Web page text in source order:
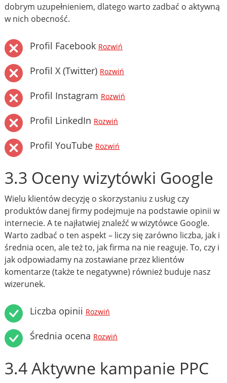
dobrym uzupełnieniem, dlatego warto zadbać o aktywną
w nich obecność.
Profil Facebook Rozwiń
Profil X (Twitter) Rozwiń
Profil Instagram Rozwiń
Profil LinkedIn Rozwiń
Profil YouTube Rozwiń
3.3 Oceny wizytówki Google
Wielu klientów decyzję o skorzystaniu z usług czy
produktów danej firmy podejmuje na podstawie opinii w
internecie. A te najłatwiej znaleźć w wizytówce Google.
Warto zadbać o ten aspekt – liczy się zarówno liczba, jak i
średnia ocen, ale też to, jak firma na nie reaguje. To, czy i
jak odpowiadamy na zostawiane przez klientów
komentarze (także te negatywne) również buduje nasz
wizerunek.
Liczba opinii Rozwiń
Średnia ocena Rozwiń
3.4 Aktywne kampanie PPC